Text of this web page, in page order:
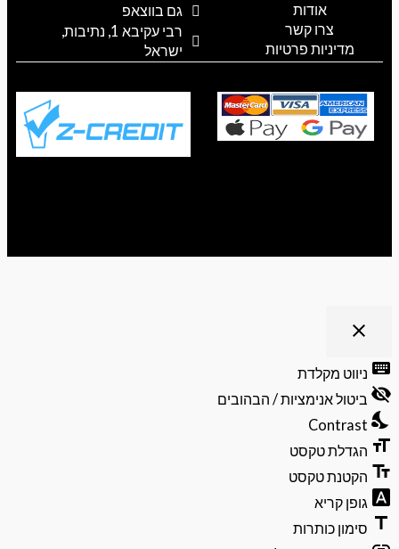
p
p
אודות
צרו קשר
מדיניות פרטיות
גם בווצאפ
רבי עקיבא 1, נתיבות,
ישראל
close
וסגירה
של
תפריט
הנגישות
ניווט מקלדת
ביטול אנימציות / הבהובים
Contrast
הגדלת טקסט
הקטנת טקסט
גופן קריא
סימון כותרות